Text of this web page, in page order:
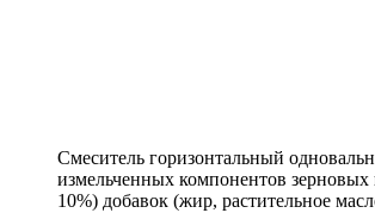
Смеситель горизонтальный
измельченных компонентов
10%) добавок (жир, растительное